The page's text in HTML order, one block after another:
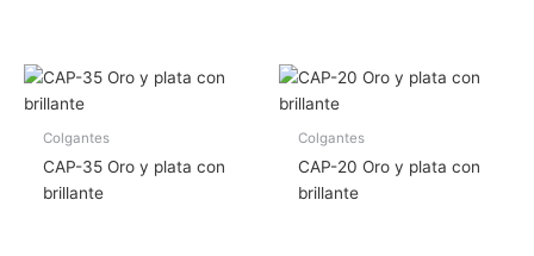
Colgantes
CAP-35 Oro y plata con
brillante
Colgantes
CAP-20 Oro y plata con
brillante